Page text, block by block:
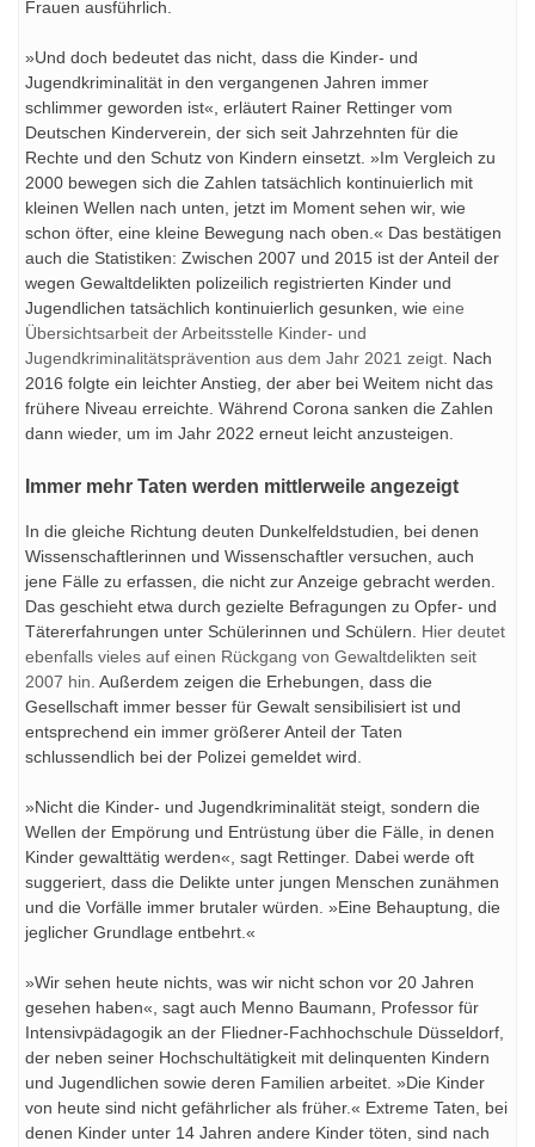
Frauen ausführlich.
»Und doch bedeutet das nicht, dass die Kinder- und
Jugendkriminalität in den vergangenen Jahren immer
schlimmer geworden ist«, erläutert Rainer Rettinger vom
Deutschen Kinderverein, der sich seit Jahrzehnten für die
Rechte und den Schutz von Kindern einsetzt. »Im Vergleich zu
2000 bewegen sich die Zahlen tatsächlich kontinuierlich mit
kleinen Wellen nach unten, jetzt im Moment sehen wir, wie
schon öfter, eine kleine Bewegung nach oben.« Das bestätigen
auch die Statistiken: Zwischen 2007 und 2015 ist der Anteil der
wegen Gewaltdelikten polizeilich registrierten Kinder und
Jugendlichen tatsächlich kontinuierlich gesunken, wie eine
Übersichtsarbeit der Arbeitsstelle Kinder- und
Jugendkriminalitätsprävention aus dem Jahr 2021 zeigt. Nach
2016 folgte ein leichter Anstieg, der aber bei Weitem nicht das
frühere Niveau erreichte. Während Corona sanken die Zahlen
dann wieder, um im Jahr 2022 erneut leicht anzusteigen.
Immer mehr Taten werden mittlerweile angezeigt
In die gleiche Richtung deuten Dunkelfeldstudien, bei denen
Wissenschaftlerinnen und Wissenschaftler versuchen, auch
jene Fälle zu erfassen, die nicht zur Anzeige gebracht werden.
Das geschieht etwa durch gezielte Befragungen zu Opfer- und
Tätererfahrungen unter Schülerinnen und Schülern. Hier deutet
ebenfalls vieles auf einen Rückgang von Gewaltdelikten seit
2007 hin. Außerdem zeigen die Erhebungen, dass die
Gesellschaft immer besser für Gewalt sensibilisiert ist und
entsprechend ein immer größerer Anteil der Taten
schlussendlich bei der Polizei gemeldet wird.
»Nicht die Kinder- und Jugendkriminalität steigt, sondern die
Wellen der Empörung und Entrüstung über die Fälle, in denen
Kinder gewalttätig werden«, sagt Rettinger. Dabei werde oft
suggeriert, dass die Delikte unter jungen Menschen zunähmen
und die Vorfälle immer brutaler würden. »Eine Behauptung, die
jeglicher Grundlage entbehrt.«
»Wir sehen heute nichts, was wir nicht schon vor 20 Jahren
gesehen haben«, sagt auch Menno Baumann, Professor für
Intensivpädagogik an der Fliedner-Fachhochschule Düsseldorf,
der neben seiner Hochschultätigkeit mit delinquenten Kindern
und Jugendlichen sowie deren Familien arbeitet. »Die Kinder
von heute sind nicht gefährlicher als früher.« Extreme Taten, bei
denen Kinder unter 14 Jahren andere Kinder töten, sind nach